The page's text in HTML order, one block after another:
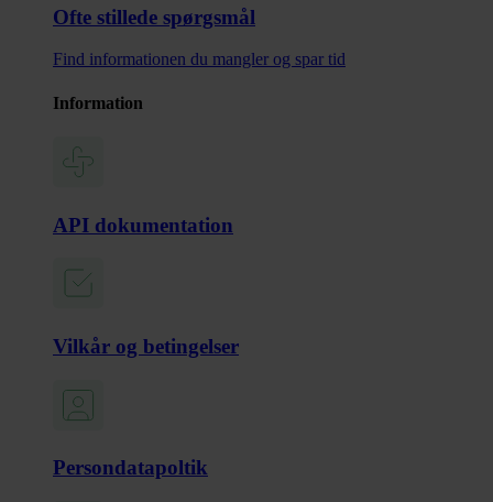
Ofte stillede spørgsmål
Find informationen du mangler og spar tid
Information
API dokumentation
Vilkår og betingelser
Persondatapoltik